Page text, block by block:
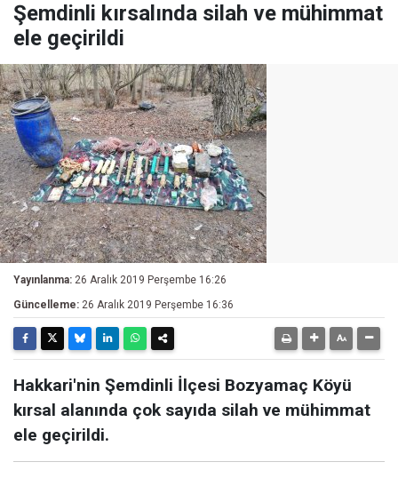
Şemdinli kırsalında silah ve mühimmat
ele geçirildi
Yayınlanma: 26 Aralık 2019 Perşembe 16:26
Güncelleme: 26 Aralık 2019 Perşembe 16:36
Hakkari'nin Şemdinli İlçesi Bozyamaç Köyü
kırsal alanında çok sayıda silah ve mühimmat
ele geçirildi.